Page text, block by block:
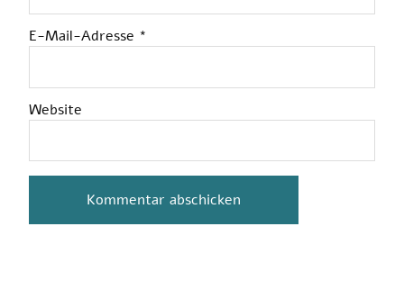
E-Mail-Adresse *
Website